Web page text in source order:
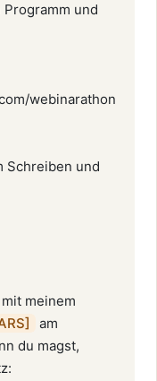
und
webinarathon
Schreiben und
meinem
du magst,